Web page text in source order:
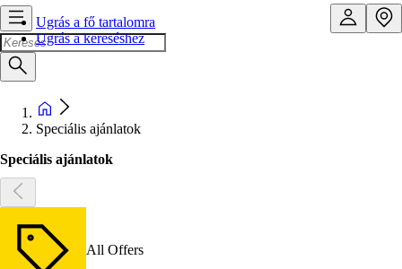
Ugrás a fő tartalomra
Ugrás a kereséshez
Speciális ajánlatok
Speciális ajánlatok
All Offers